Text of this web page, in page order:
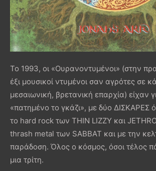
Το 1993, οι «Ουρανοντυμένοι» (στην
έξι μουσικοί ντυμένοι σαν αγρότες σε
μεσαιωνική, βρετανική επαρχία) είχαν
«πατημένο το γκάζι», με δύο ΔΙΣΚΑΡΕΣ
το hard rock των THIN LIZZY και
thrash metal των SABBAT και με την
παράδοση. Όλος ο κόσμος, όσοι τέλος
μια τρίτη.